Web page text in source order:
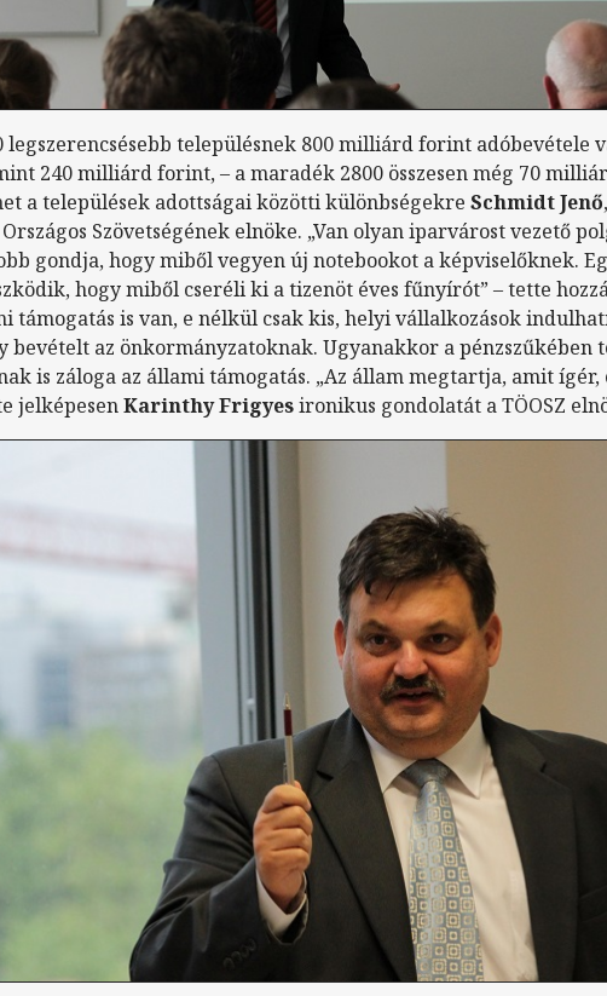
legszerencsésebb településnek 800 milliárd forint adóbevétele
240 milliárd forint, – a maradék 2800 összesen még 70
a települések adottságai közötti különbségekre Schmidt Jenő
Szövetségének elnöke. „Van olyan iparvárost vezető
gondja, hogy miből vegyen új notebookot a képviselőknek.
hogy miből cseréli ki a tizenöt éves fűnyírót” – tette
támogatás is van, e nélkül csak kis, helyi vállalkozások
bevételt az önkormányzatoknak. Ugyanakkor a pénzszűkében
is záloga az állami támogatás. „Az állam megtartja, amit ígér,
jelképesenKarinthy Frigyesironikus gondolatát a TÖOSZ